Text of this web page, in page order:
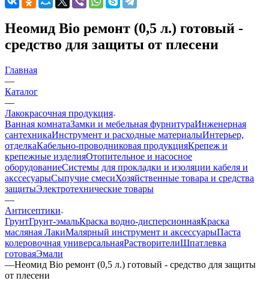
Неомид Biо ремонт (0,5 л.) готовый -
средство для защиты от плесени
Главная
—
Каталог
—
Лакокрасочная продукция
Ванная комнатаЗамки и мебельная фурнитураИнженерная
сантехникаИнструмент и расходные материалыИнтерьер,
отделкаКабельно-проводниковая продукцияКрепеж и
крепежные изделияОтопительное и насосное
оборудованиеСистемы для прокладки и изоляции кабеля и
акссесуарыСыпучие смесиХозяйственные товара и средства
защитыЭлектротехнические товары
—
Антисептики
ГрунтГрунт-эмальКраска водно-дисперсионнаяКраска
масляная ЛакиМалярный инструмент и аксессуарыПаста
колеровочная универсальнаяРастворителиШпатлевка
готоваяЭмали
—Неомид Biо ремонт (0,5 л.) готовый - средство для защиты
от плесени